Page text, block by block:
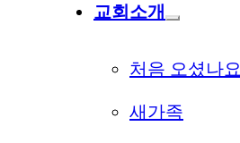
교회소개
처음 오셨나요
새가족